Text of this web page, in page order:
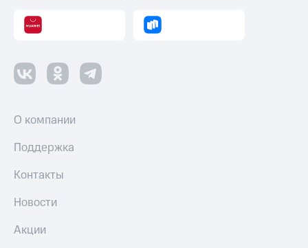
О компании
Поддержка
Контакты
Новости
Акции